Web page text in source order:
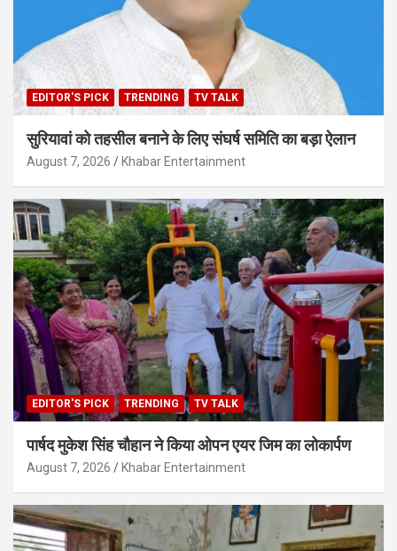
EDITOR'S PICK TRENDING TV TALK
सुरियावां को तहसील बनाने के लिए संघर्ष समिति का बड़ा ऐलान
August 7, 2026 Khabar Entertainment
EDITOR'S PICK TRENDING TV TALK
पार्षद मुकेश सिंह चौहान ने किया ओपन एयर जिम का लोकार्पण
August 7, 2026 Khabar Entertainment